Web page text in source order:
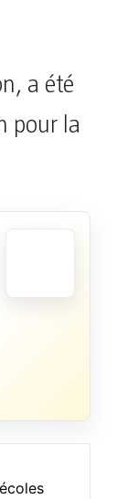
a été
pour la